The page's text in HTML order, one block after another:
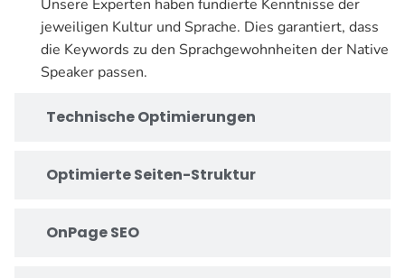
Technische Optimierungen
Optimierte Seiten-Struktur
OnPage SEO
Unsere Experten haben fundierte Kenntnisse der
jeweiligen Kultur und Sprache. Dies garantiert, dass
die Keywords zu den Sprachgewohnheiten der Native
Speaker passen.